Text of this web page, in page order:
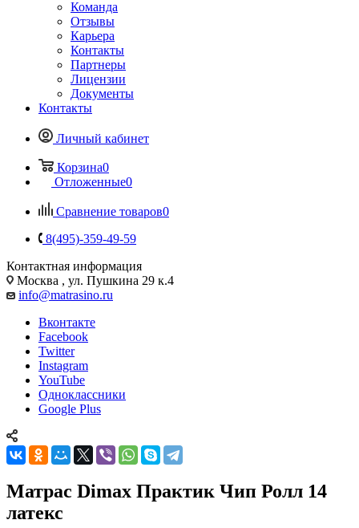
Команда
Отзывы
Карьера
Контакты
Партнеры
Лицензии
Документы
Контакты
Личный кабинет
Корзина0
Отложенные0
Сравнение товаров0
8(495)-359-49-59
Контактная информация
Москва , ул. Пушкина 29 к.4
info@matrasino.ru
Вконтакте
Facebook
Twitter
Instagram
YouTube
Одноклассники
Google Plus
Матрас Dimax Практик Чип Ролл 14
латекс